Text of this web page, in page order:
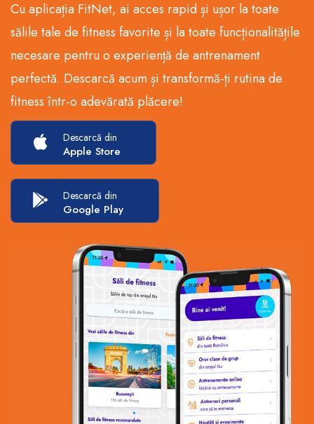
Cu aplicația FitNet, ai acces rapid și ușor la toate
sălile tale de fitness favorite și la toate funcționalitățile
necesare pentru o experiență de antrenament
perfectă. Descarcă acum și transformă-ți rutina de
fitness într-o adevărată plăcere!
Descarcă din
Apple Store
Descarcă din
Google Play